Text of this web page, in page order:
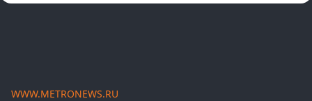
WWW.METRONEWS.RU